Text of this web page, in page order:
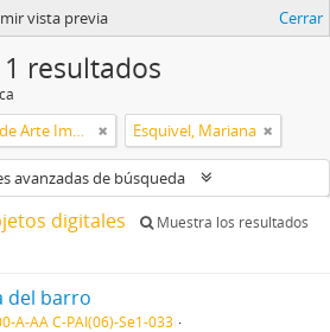
vista previa Cerrar
resultados
Colección de Publicaciones de Arte Impreso Esquivel, Mariana
avanzadas de búsqueda
digitales
Muestra los resultados
del barro
A-AA C-PAI(06)-Se1-033